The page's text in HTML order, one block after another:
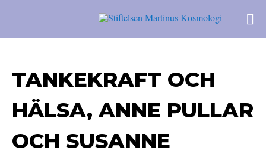
TANKEKRAFT OCH
HÄLSA, ANNE PULLAR
OCH SUSANNE